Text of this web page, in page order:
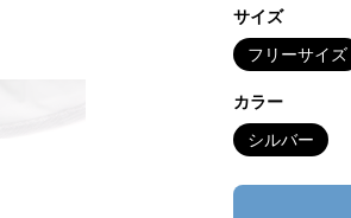
サイズ
フリーサイズ
カラー
シルバー